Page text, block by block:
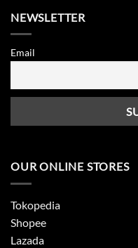
NEWSLETTER
Email
OUR ONLINE STORES
Tokopedia
Shopee
Lazada